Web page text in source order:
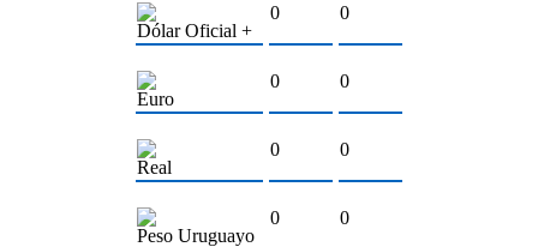
Dólar Oficial +
0 0
Euro
0 0
Real
0 0
Peso Uruguayo
0 0